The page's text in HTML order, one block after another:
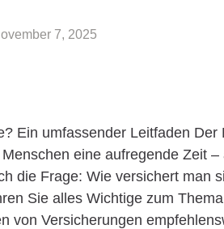
7, 2025
Ein umfassender Leitfaden Der
eine aufregende Zeit –
die Frage: Wie versichert man
Sie alles Wichtige zum Thema
von Versicherungen